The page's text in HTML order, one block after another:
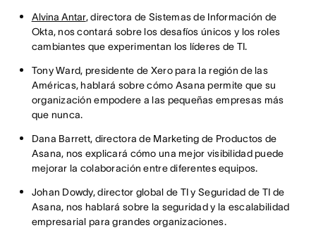
Alvina Antar, directora de Sistemas de Información de
Okta, nos contará sobre los desafíos únicos y los roles
cambiantes que experimentan los líderes de TI.
Tony Ward, presidente de Xero para la región de las
Américas, hablará sobre cómo Asana permite que su
organización empodere a las pequeñas empresas más
que nunca.
Dana Barrett, directora de Marketing de Productos de
Asana, nos explicará cómo una mejor visibilidad puede
mejorar la colaboración entre diferentes equipos.
Johan Dowdy, director global de TI y Seguridad de TI de
Asana, nos hablará sobre la seguridad y la escalabilidad
empresarial para grandes organizaciones.